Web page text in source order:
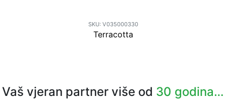
SKU: V035000330
Terracotta
Vaš vjeran partner više od 30 godina…